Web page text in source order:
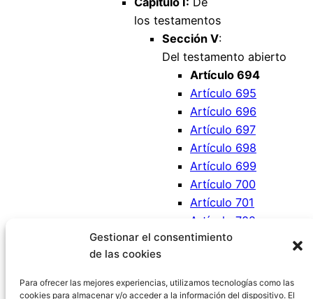
Gestionar el consentimiento
de las cookies
Para ofrecer las mejores experiencias, utilizamos tecnologías como las
cookies para almacenar y/o acceder a la información del dispositivo. El
los testamentos
Sección V:
Del testamento abierto
Artículo 694
Artículo 695
Artículo 696
Artículo 697
Artículo 698
Artículo 699
Artículo 700
Artículo 701
Artículo 702
Artículo 703